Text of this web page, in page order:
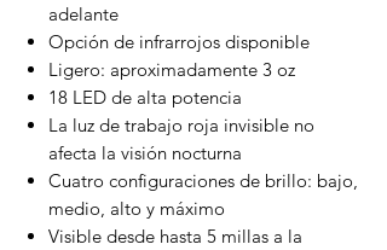
adelante
Opción de infrarrojos disponible
Ligero: aproximadamente 3 oz
18 LED de alta potencia
La luz de trabajo roja invisible no
afecta la visión nocturna
Cuatro configuraciones de brillo: bajo,
medio, alto y máximo
Visible desde hasta 5 millas a la